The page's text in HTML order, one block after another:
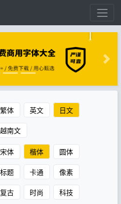
繁体 英文 日文
越南文
宋体 楷体 圆体
标题 卡通 像素
复古 时尚 科技